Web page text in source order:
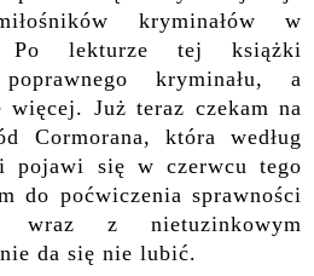
kryminałów w
Po lekturze tej książki
kryminału, a
więcej. Już teraz czekam na
Cormorana, która według
pojawi się w czerwcu tego
do poćwiczenia sprawności
wraz z nietuzinkowym
da się nie lubić.